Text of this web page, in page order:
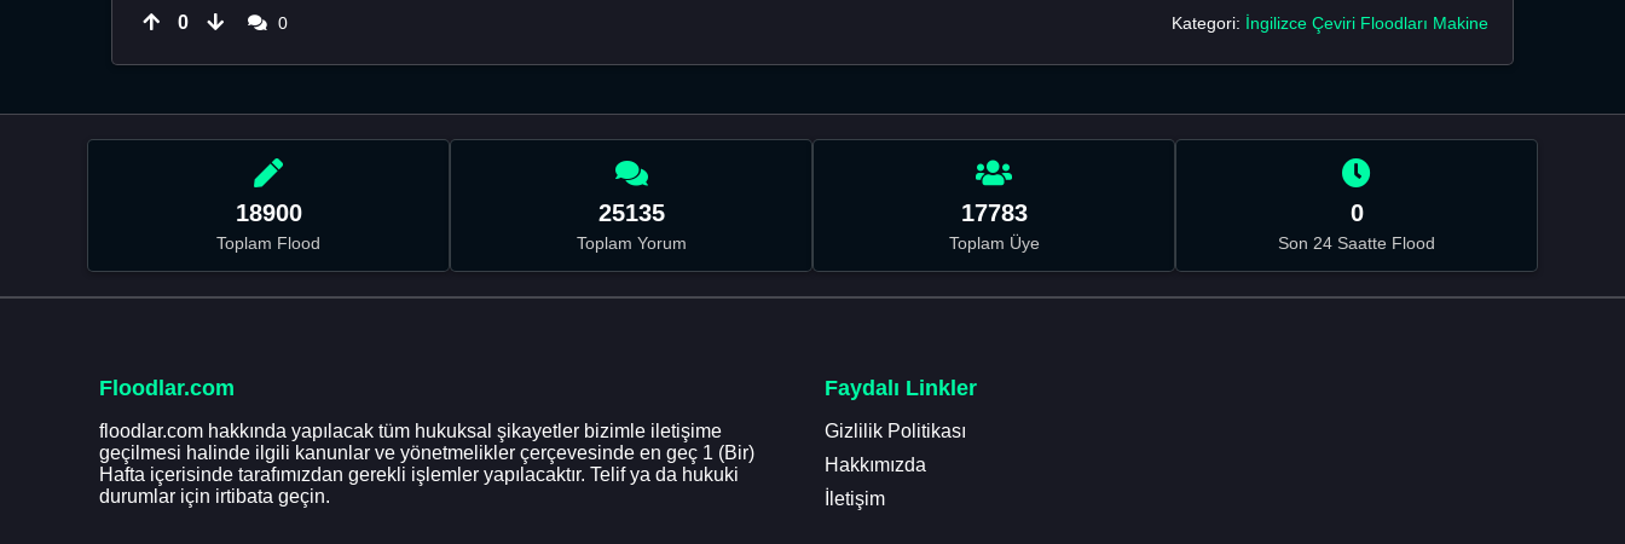
0 0 Kategori: İngilizce Çeviri Floodları Makine
18900
Toplam Flood
25135
Toplam Yorum
17783
Toplam Üye
0
Son 24 Saatte Flood
Floodlar.com
floodlar.com hakkında yapılacak tüm hukuksal şikayetler bizimle iletişime
geçilmesi halinde ilgili kanunlar ve yönetmelikler çerçevesinde en geç 1 (Bir)
Hafta içerisinde tarafımızdan gerekli işlemler yapılacaktır. Telif ya da hukuki
durumlar için irtibata geçin.
Faydalı Linkler
Gizlilik Politikası
Hakkımızda
İletişim